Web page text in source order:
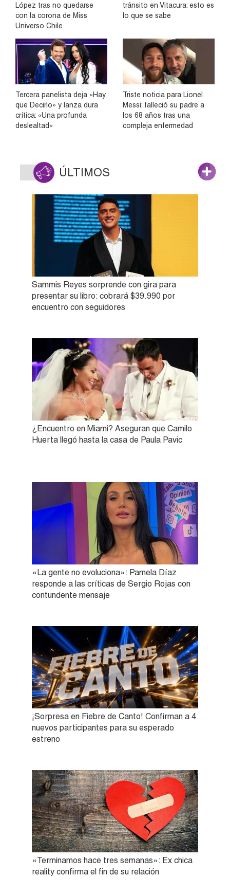
López tras no quedarse
con la corona de Miss
Universo Chile
tránsito en Vitacura: esto es
lo que se sabe
Tercera panelista deja «Hay
que Decirlo» y lanza dura
crítica: «Una profunda
deslealtad»
Triste noticia para Lionel
Messi: falleció su padre a
los 68 años tras una
compleja enfermedad
ÚLTIMOS
Sammis Reyes sorprende con gira para
presentar su libro: cobrará $39.990 por
encuentro con seguidores
¿Encuentro en Miami? Aseguran que Camilo
Huerta llegó hasta la casa de Paula Pavic
«La gente no evoluciona»: Pamela Díaz
responde a las críticas de Sergio Rojas con
contundente mensaje
¡Sorpresa en Fiebre de Canto! Confirman a 4
nuevos participantes para su esperado
estreno
«Terminamos hace tres semanas»: Ex chica
reality confirma el fin de su relación